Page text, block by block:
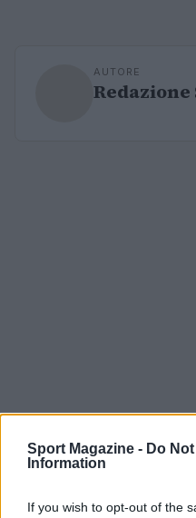
Sport Magazine - Do
Information
If you wish to opt-out of the
AUTORE